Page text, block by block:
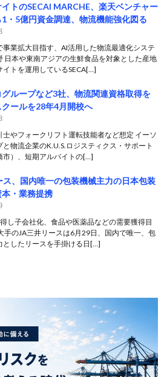
トのSECAI MARCHE、楽天ベンチャー
1・5億円資金調達、物流機能強化図る
事業拡大目指す、AI活用した物流最適化システ
日本や東南アジアの生鮮食品を対象とした産地
イトを運用しているSECA[…]
ループなど3社、物流関連資格取得を
ールを28年4月開校へ
士やフォークリフト運転技能者など想定 イーソ
と物流企業のK.U.S.ロジスティクス・サポート
市）、短期アルバイトの[…]
ス、国内唯一の包装機械主力の日本包装
本・業務提携
し子会社化、食品や医薬品などの需要獲得目
手のJA三井リースは6月29日、国内で唯一、包
としたリースを手掛ける日[…]